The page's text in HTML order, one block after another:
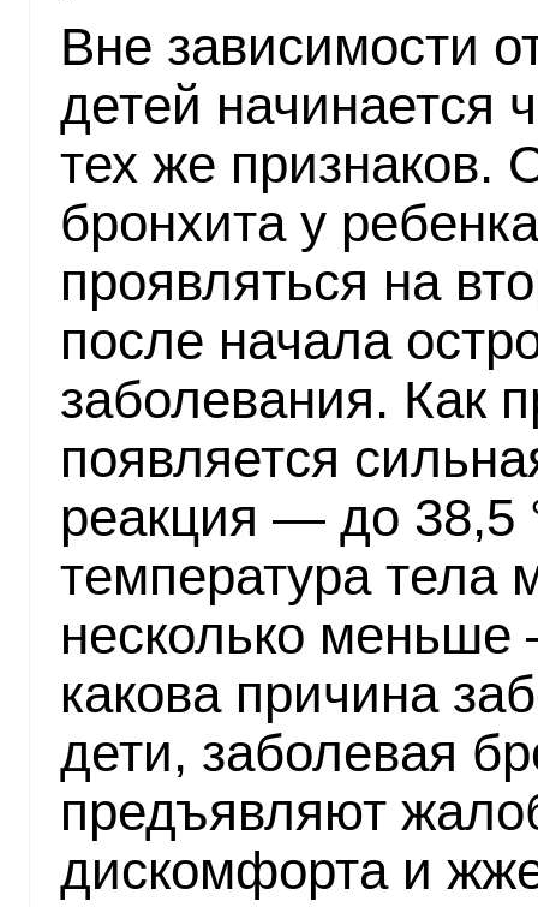
Вне зависимости
детей начинается
тех же
бронхита у
проявляться на
после начала
заболевания. Как
появляется
реакция — до 38,5
температура тела
несколько меньше
какова причина
дети, заболевая
предъявляют
дискомфорта и